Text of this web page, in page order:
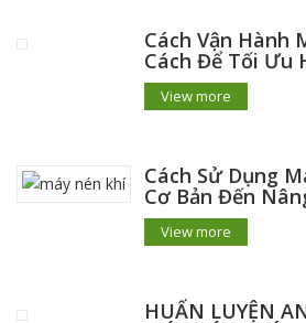
Cách Vận Hành
Cách Để Tối Ưu
View more
Cách Sử Dụng
Cơ Bản Đến
View more
HUẤN LUYỆN